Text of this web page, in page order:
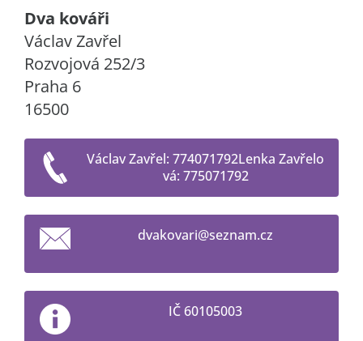
Dva kováři
Václav Zavřel
Rozvojová 252/3
Praha 6
16500
Václav Zavřel: 774071792Lenka Zavřelo
vá: 775071792
dvakovari@seznam.cz
IČ 60105003